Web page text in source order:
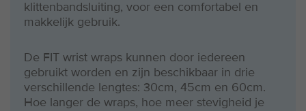
klittenbandsluiting, voor een comfortabel en
makkelijk gebruik.
De FIT wrist wraps kunnen door iedereen
gebruikt worden en zijn beschikbaar in drie
verschillende lengtes: 30cm, 45cm en 60cm.
Hoe langer de wraps, hoe meer stevigheid je